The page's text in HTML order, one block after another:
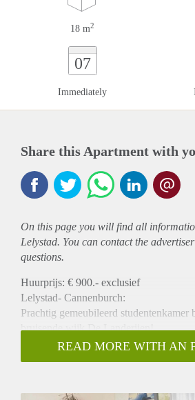
18 m2
07
Immediately
Share this Apartment with
On this page you will find all
Lelystad. You can contact the
questions.
Huurprijs: € 900.- exclusief
Lelystad- Cannenburch:
Prachtig gemeubileerd studentenkamer
bruisende wijk De Landerijen!
Welkom op Cannenburch, een
waar je kunt genieten van het
READ MORE WITH AN